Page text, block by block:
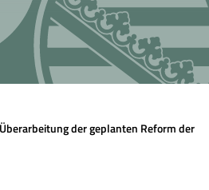
der geplanten Reform der